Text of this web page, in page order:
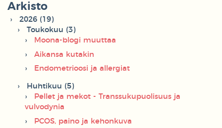
Arkisto
2026 (19)
Toukokuu (3)
Moona-blogi muuttaa
Aikansa kutakin
Endometrioosi ja allergiat
Huhtikuu (5)
Pellet ja mekot - Transsukupuolisuus ja
vulvodynia
PCOS, paino ja kehonkuva